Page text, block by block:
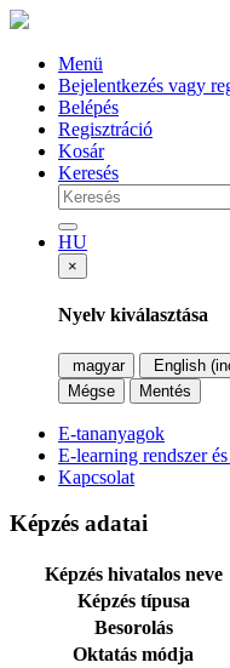
Menü
Bejelentkezés vagy
Belépés
Regisztráció
Kosár
Keresés
HU
×
Nyelv kiválasztása
magyar
English
Mégse
Mentés
E-tananyagok
E-learning rendszer
Kapcsolat
Képzés adatai
Képzés hivatalos neve
Képzés típusa
Besorolás
Oktatás módja